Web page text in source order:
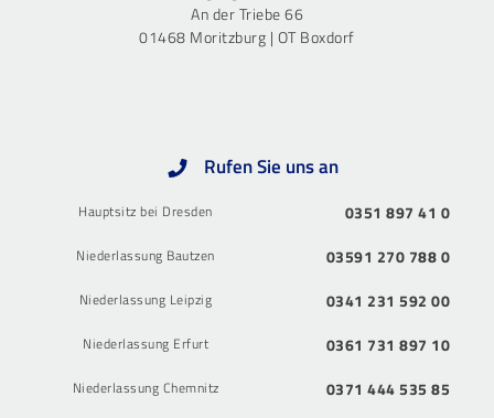
An der Triebe 66
01468 Moritzburg | OT Boxdorf
Rufen Sie uns an
Hauptsitz bei Dresden 0351 897 41 0
Niederlassung Bautzen 03591 270 788 0
Niederlassung Leipzig 0341 231 592 00
Niederlassung Erfurt 0361 731 897 10
Niederlassung Chemnitz 0371 444 535 85